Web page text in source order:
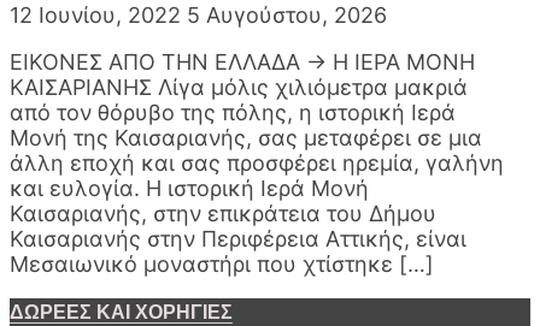
12 Ιουνίου, 2022 5 Αυγούστου, 2026
ΕΙΚΟΝΕΣ ΑΠΟ ΤΗΝ ΕΛΛΑΔΑ → Η ΙΕΡΑ ΜΟΝΗ
ΚΑΙΣΑΡΙΑΝΗΣ Λίγα μόλις χιλιόμετρα μακριά
από τον θόρυβο της πόλης, η ιστορική Ιερά
Μονή της Καισαριανής, σας μεταφέρει σε μια
άλλη εποχή και σας προσφέρει ηρεμία, γαλήνη
και ευλογία. Η ιστορική Ιερά Μονή
Καισαριανής, στην επικράτεια του Δήμου
Καισαριανής στην Περιφέρεια Αττικής, είναι
Μεσαιωνικό μοναστήρι που χτίστηκε […]
ΔΩΡΕΕΣ ΚΑΙ ΧΟΡΗΓΙΕΣ